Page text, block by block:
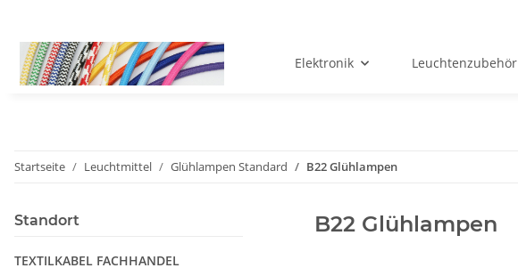
Elektronik Leuchtenzubehör
Startseite Leuchtmittel Glühlampen Standard B22 Glühlampen
B22 Glühlampen
Standort
TEXTILKABEL FACHHANDEL